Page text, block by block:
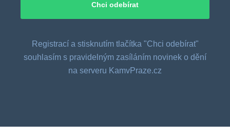
Registrací a stisknutím tlačítka "Chci odebírat"
souhlasím s pravidelným zasíláním novinek o dění
na serveru KamvPraze.cz